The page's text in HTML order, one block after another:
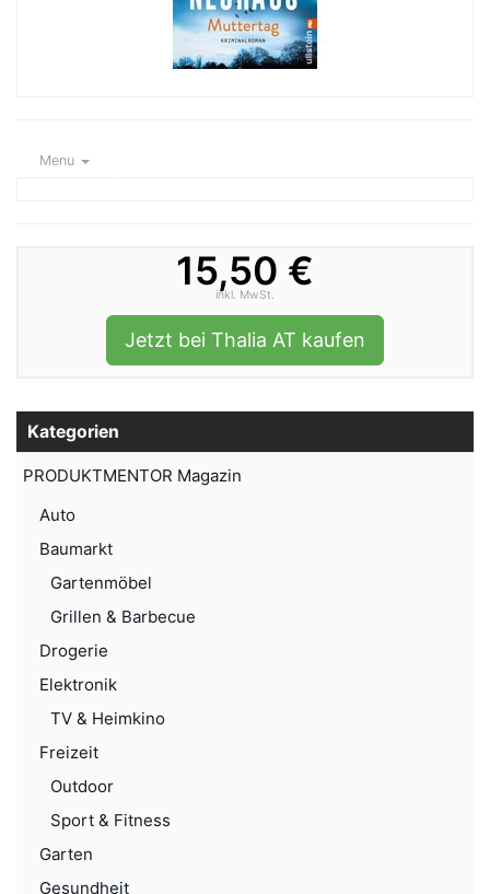
Menu
15,50 €
inkl. MwSt.
Jetzt bei Thalia AT kaufen
Kategorien
PRODUKTMENTOR Magazin
Auto
Baumarkt
Gartenmöbel
Grillen & Barbecue
Drogerie
Elektronik
TV & Heimkino
Freizeit
Outdoor
Sport & Fitness
Garten
Gesundheit